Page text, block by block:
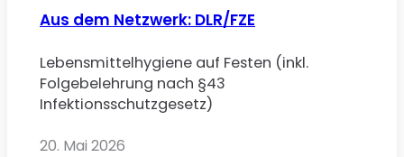
Aus dem Netzwerk: DLR/FZE
Lebensmittelhygiene auf Festen (inkl.
Folgebelehrung nach §43
Infektionsschutzgesetz)
20. Mai 2026